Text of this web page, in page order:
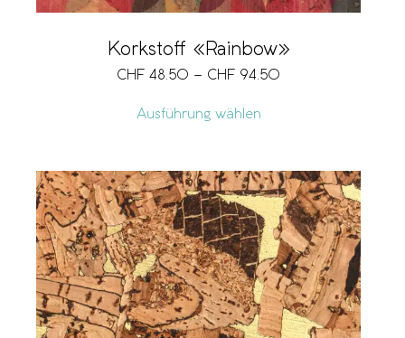
Korkstoff «Rainbow»
CHF 48.50 – CHF 94.50
Ausführung wählen